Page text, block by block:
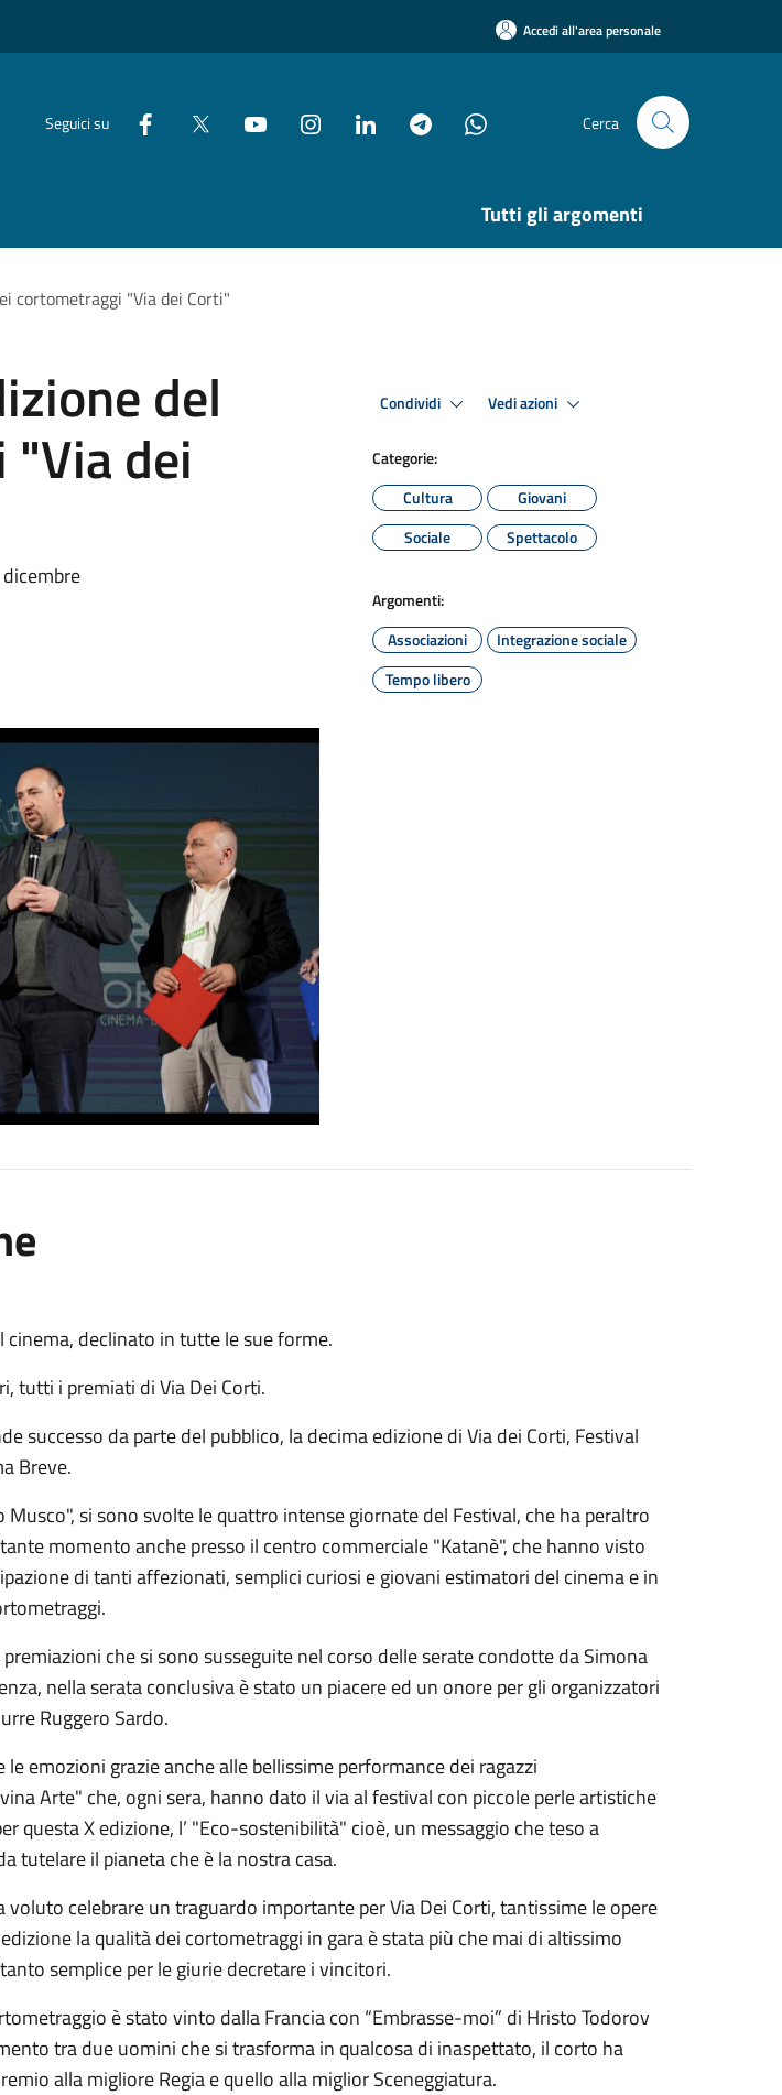
Accedi all'area personale
Seguici su Cerca
Tutti gli argomenti
cortometraggi "Via dei Corti"
del
dei
Condividi Vedi azioni
Categorie:
Cultura
Giovani
Sociale
Spettacolo
Argomenti:
Associazioni
Integrazione sociale
Tempo libero
cinema, declinato in tutte le sue forme.
tutti i premiati di Via Dei Corti.
successo da parte del pubblico, la decima edizione di Via dei Corti, Festival
Breve.
Musco", si sono svolte le quattro intense giornate del Festival, che ha peraltro
momento anche presso il centro commerciale "Katanè", che hanno visto
di tanti affezionati, semplici curiosi e giovani estimatori del cinema e in
che si sono susseguite nel corso delle serate condotte da Simona
nella serata conclusiva è stato un piacere ed un onore per gli organizzatori
Ruggero Sardo.
emozioni grazie anche alle bellissime performance dei ragazzi
Arte" che, ogni sera, hanno dato il via al festival con piccole perle artistiche
questa X edizione, l’ "Eco-sostenibilità" cioè, un messaggio che teso a
tutelare il pianeta che è la nostra casa.
voluto celebrare un traguardo importante per Via Dei Corti, tantissime le opere
la qualità dei cortometraggi in gara è stata più che mai di altissimo
semplice per le giurie decretare i vincitori.
è stato vinto dalla Francia con “Embrasse-moi” di Hristo Todorov
tra due uomini che si trasforma in qualcosa di inaspettato, il corto ha
alla migliore Regia e quello alla miglior Sceneggiatura.